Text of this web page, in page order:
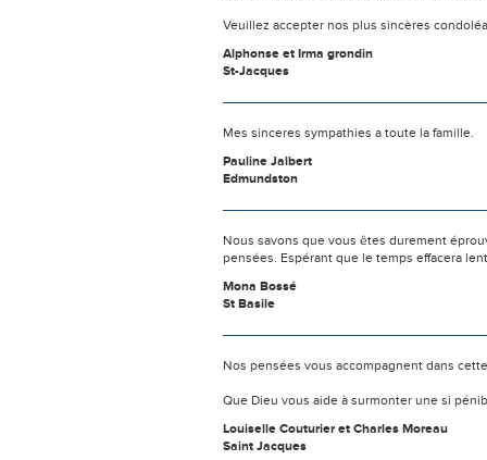
Veuillez accepter nos plus sincères
Alphonse et Irma grondin
St-Jacques
Mes sinceres sympathies a toute la famille.
Pauline Jalbert
Edmundston
Nous savons que vous êtes durement
pensées. Espérant que le temps effacera
Mona Bossé
St Basile
Nos pensées vous accompagnent dans
Que Dieu vous aide à surmonter une si
Louiselle Couturier et Charles Moreau
Saint Jacques